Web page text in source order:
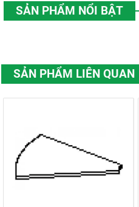
SẢN PHẨM NỔI BẬT
SẢN PHẨM LIÊN QUAN